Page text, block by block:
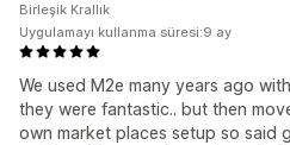
We used M2e many years ago
they were fantastic.. but then
own market places setup so said
Birleşik Krallık
Uygulamayı kullanma süresi:9 ay